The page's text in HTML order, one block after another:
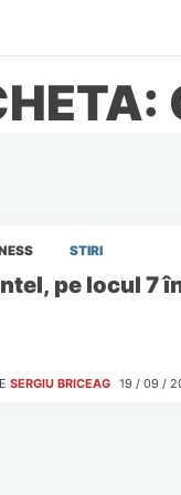
STIRI
pe locul 7
SERGIU BRICEAG 19 / 09 /